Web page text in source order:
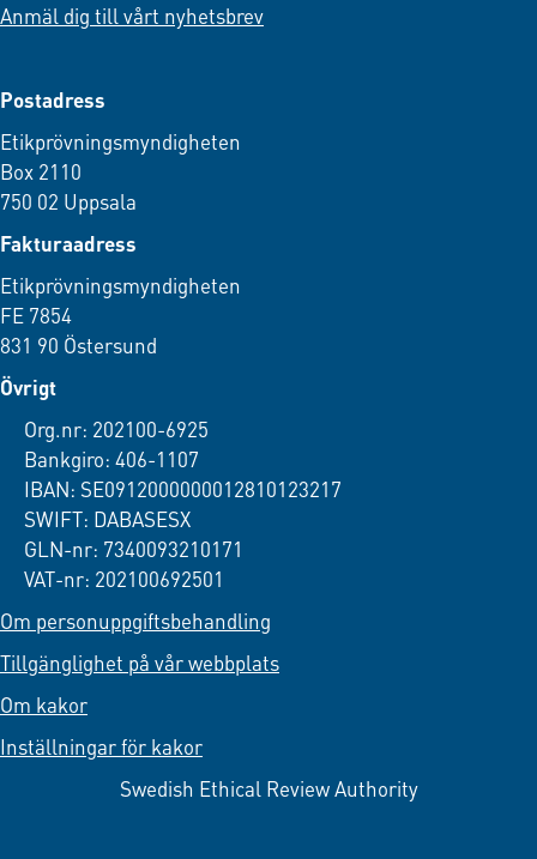
Anmäl dig till vårt nyhetsbrev
Postadress
Etikprövningsmyndigheten
Box 2110
750 02 Uppsala
Fakturaadress
Etikprövningsmyndigheten
FE 7854
831 90 Östersund
Övrigt
Org.nr: 202100-6925
Bankgiro: 406-1107
IBAN: SE0912000000012810123217
SWIFT: DABASESX
GLN-nr: 7340093210171
VAT-nr: 202100692501
Om personuppgiftsbehandling
Tillgänglighet på vår webbplats
Om kakor
Inställningar för kakor
Swedish Ethical Review Authority